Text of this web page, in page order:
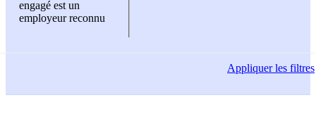
engagé est un
employeur reconnu
Appliquerles filtres